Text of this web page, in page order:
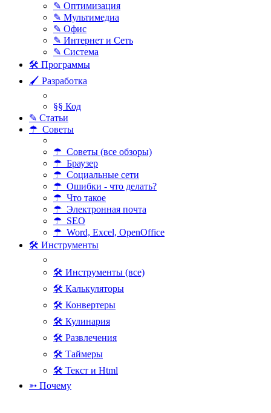
✎ Оптимизация
✎ Мультимедиа
✎ Офис
✎ Интернет и Сеть
✎ Система
🛠 Программы
🖌 Разработка
§§ Код
✎ Статьи
☂ Советы
☂ Советы (все обзоры)
☂ Браузер
☂ Социальные сети
☂ Ошибки - что делать?
☂ Что такое
☂ Электронная почта
☂ SEO
☂ Word, Excel, OpenOffice
🛠 Инструменты
🛠 Инструменты (все)
🛠 Калькуляторы
🛠 Конвертеры
🛠 Кулинария
🛠 Развлечения
🛠 Таймеры
🛠 Текст и Html
➳ Почему